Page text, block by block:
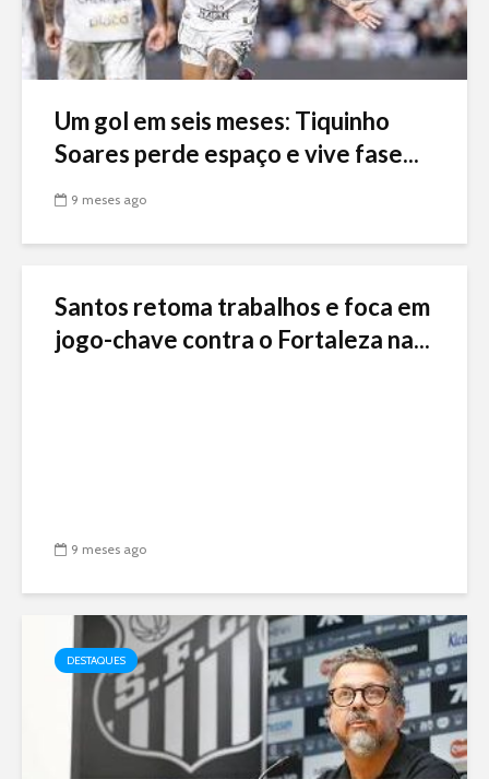
Um gol em seis meses: Tiquinho
Soares perde espaço e vive fase...
9 meses ago
Santos retoma trabalhos e foca em
jogo-chave contra o Fortaleza na...
9 meses ago
DESTAQUES